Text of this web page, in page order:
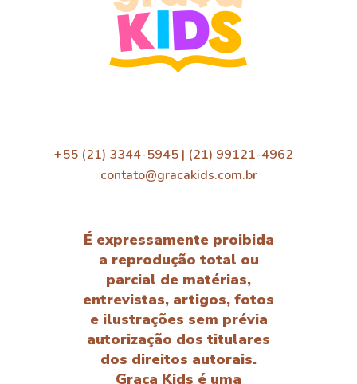
+55 (21) 3344-5945 | (21) 99121-4962
contato@gracakids.com.br
É expressamente proibida
a reprodução total ou
parcial de matérias,
entrevistas, artigos, fotos
e ilustrações sem prévia
autorização dos titulares
dos direitos autorais.
Graça Kids é uma